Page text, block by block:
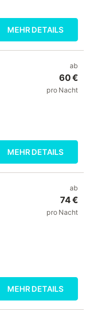
MEHR DETAILS
ab
60 €
pro Nacht
MEHR DETAILS
ab
74 €
pro Nacht
MEHR DETAILS